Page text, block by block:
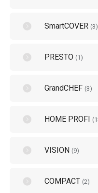
SmartCOVER (3)
PRESTO (1 )
GrandCHEF (3)
HOME PROFI (
VISION (9)
COMPACT (2)